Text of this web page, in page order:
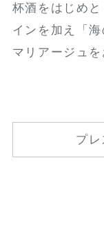
杯酒をはじめ
インを加え「
マリアージュを
プレ